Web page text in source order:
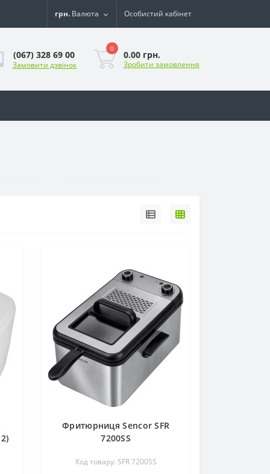
грн. Валюта Особистий кабінет
(067) 328 69 00
Замовити дзвінок
0
0.00 грн.
Зробити замовлення
Фритюрниця Sencor SFR
7200SS
Код товару: SFR 7200SS